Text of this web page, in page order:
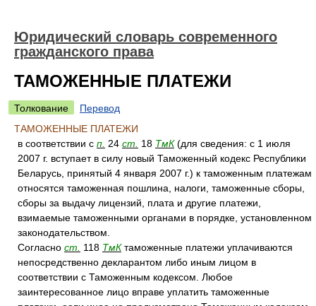
Юридический словарь современного
гражданского права
ТАМОЖЕННЫЕ ПЛАТЕЖИ
Толкование
Перевод
ТАМОЖЕННЫЕ ПЛАТЕЖИ
в соответствии с п. 24 ст. 18 ТмК(для сведения: с 1 июля
2007 г. вступает в силу новый Таможенный кодекс Республики
Беларусь, принятый 4 января 2007 г.) к таможенным платежам
относятся таможенная пошлина, налоги, таможенные сборы,
сборы за выдачу лицензий, плата и другие платежи,
взимаемые таможенными органами в порядке, установленном
законодательством.
Согласно ст. 118 ТмКтаможенные платежи уплачиваются
непосредственно декларантом либо иным лицом в
соответствии с Таможенным кодексом. Любое
заинтересованное лицо вправе уплатить таможенные